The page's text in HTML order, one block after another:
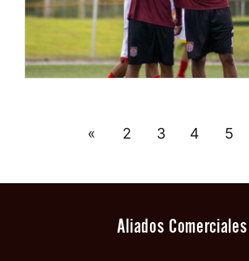
« 2 3 4 5
Aliados Comerciales